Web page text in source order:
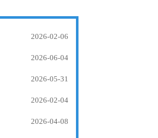
2026-02-06
2026-06-04
2026-05-31
2026-02-04
2026-04-08